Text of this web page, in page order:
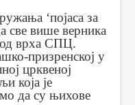
‘појаса за
све више верника
од врха СПЦ.
призренској у
црквеној
која је
да су њихове